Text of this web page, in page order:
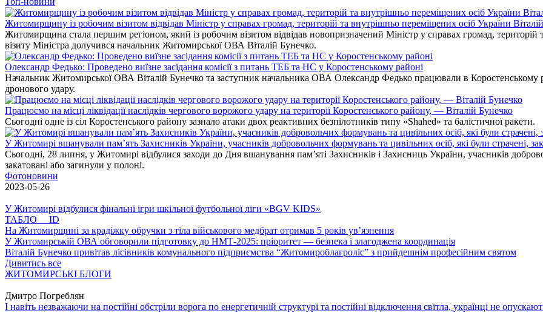
Житомирщину із робочим візитом відвідав Міністр у справах громад, територій та внутрішньо переміщених осіб України Віталій
Житомирщина стала першим регіоном, який із робочим візитом відвідав новопризначений Міністр у справах громад, територій
візиту Міністра долучився начальник Житомирської ОВА Віталій Бунечко.
Олександр Федько: Проведено виїзне засідання комісії з питань ТЕБ та НС у Коростенському районі
Начальник Житомирської ОВА Віталій Бунечко та заступник начальника ОВА Олександр Федько працювали в Коростенському
дронового удару.
Працюємо на місці ліквідації наслідків чергового ворожого удару на території Коростенського району, — Віталій Бунечко
Сьогодні одне із сіл Коростенського району зазнало атаки двох реактивних безпілотників типу «Shahed» та балістичної ракети.
У Житомирі вшанували пам’ять Захисників України, учасників добровольчих формувань та цивільних осіб, які були страчені,
Сьогодні, 28 липня, у Житомирі відбулися заходи до Дня вшанування пам’яті Захисників і Захисниць України, учасників
закатовані або загинули у полоні.
Фотоновини
2023-05-26
У Житомирі відбулися фінальні ігри шкільної футбольної ліги «BGV KIDS»
ТАБЛО ID
На Житомирщині за крадіжку обручки з тіла військового медбрат отримав 5 років ув’язнення
У Житомирській ОВА обговорили підготовку до НМТ-2025: пріоритет — безпека і злагоджена координація
Віталій Бунечко привітав лісівників комунального підприємства “Житомироблагроліс” з прийдешнім професійним святом
Дивитись все
ЖИТОМИРСЬКІ БЛОГИ
Дмитро Погреблян
І навіть незважаючи на постійні обстріли ворога по енергетичній структурі та постійні відключення світла, українці не